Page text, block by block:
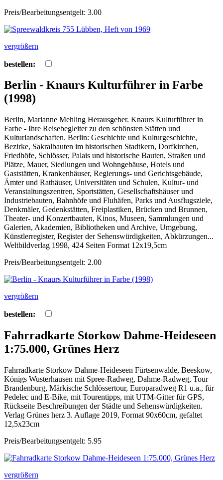
Preis/Bearbeitungsentgelt: 3.00
vergrößern
bestellen:
Berlin - Knaurs Kulturführer in Farbe
(1998)
Berlin, Marianne Mehling Herausgeber. Knaurs Kulturführer in
Farbe - Ihre Reisebegleiter zu den schönsten Stätten und
Kulturlandschaften. Berlin: Geschichte und Kulturgeschichte,
Bezirke, Sakralbauten im historischen Stadtkern, Dorfkirchen,
Friedhöfe, Schlösser, Palais und historische Bauten, Straßen und
Plätze, Mauer, Siedlungen und Wohngebäuse, Hotels und
Gaststätten, Krankenhäuser, Regierungs- und Gerichtsgebäude,
Ämter und Rathäuser, Universitäten und Schulen, Kultur- und
Veranstaltungszentren, Sportstätten, Gesellschaftshäuser und
Industriebauten, Bahnhöfe und Fluhäfen, Parks und Ausflugsziele,
Denkmäler, Gedenkstätten, Freiplastiken, Brücken und Brunnen,
Theater- und Konzertbauten, Kinos, Museen, Sammlungen und
Galerien, Akademien, Bibliotheken und Archive, Umgebung,
Künstlerregister, Register der Sehenswürdigkeiten, Abkürzungen...
Weltbildverlag 1998, 424 Seiten Format 12x19,5cm
Preis/Bearbeitungsentgelt: 2.00
vergrößern
bestellen:
Fahrradkarte Storkow Dahme-Heideseen
1:75.000, Grünes Herz
Fahrradkarte Storkow Dahme-Heideseen Fürtsenwalde, Beeskow,
Königs Wusterhausen mit Spree-Radweg, Dahme-Radweg, Tour
Brandenburg, Märkische Schlössertour, Europaradweg R1 u.a., für
Pedelec und E-Bike, mit Tourentipps, mit UTM-Gitter für GPS,
Rückseite Beschreibungen der Städte und Sehenswürdigkeiten.
Verlag Grünes herz 3. Auflage 2019, Format 90x60cm, gefaltet
12,5x23cm
Preis/Bearbeitungsentgelt: 5.95
vergrößern